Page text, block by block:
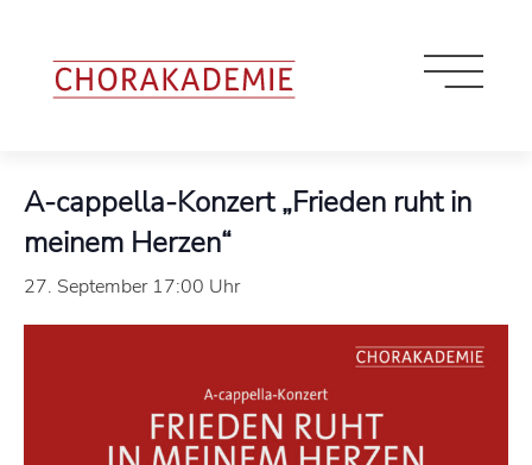
A-cappella-Konzert „Frieden ruht in
meinem Herzen“
27. September 17:00 Uhr